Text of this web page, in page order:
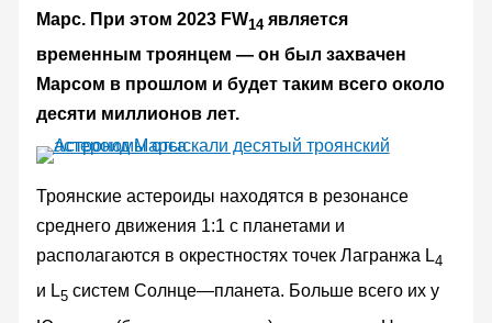
Марс. При этом 2023 FW14 является
временным троянцем — он был захвачен
Марсом в прошлом и будет таким всего около
десяти миллионов лет.
Троянские астероиды находятся в резонансе
среднего движения 1:1 с планетами и
располагаются в окрестностях точек Лагранжа L4
и L5систем Солнце—планета. Больше всего их у